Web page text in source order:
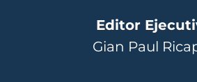
Editor
Gian Paul